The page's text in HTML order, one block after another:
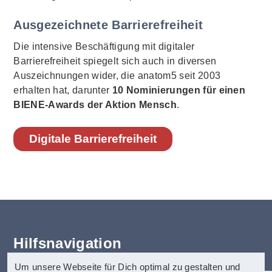
Ausgezeichnete Barrierefreiheit
Die intensive Beschäftigung mit digitaler
Barrierefreiheit spiegelt sich auch in diversen
Auszeichnungen wider, die anatom5 seit 2003
erhalten hat, darunter 10 Nominierungen für einen
BIENE-Awards der Aktion Mensch.
Digitale Barrierefreiheit
Hilfsnavigation
Um unsere Webseite für Dich optimal zu gestalten und